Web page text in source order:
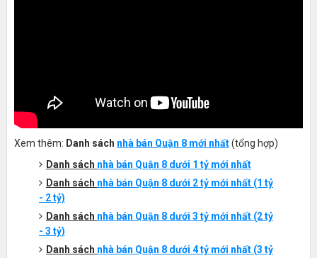
Xem thêm: Danh sách nhà bán Quận 8 mới nhất(tổng hợp)
Danh sách nhà bán Quận 8 dưới 1 tỷ mới nhất
Danh sách nhà bán Quận 8 dưới 2 tỷ mới nhất (1 tỷ
- 2 tỷ)
Danh sách nhà bán Quận 8 dưới 3 tỷ mới nhất (2 tỷ
- 3 tỷ)
Danh sách nhà bán Quận 8 dưới 4 tỷ mới nhất (3 tỷ